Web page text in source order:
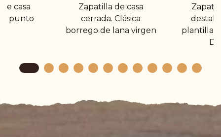
casa
punto
Zapatilla de casa
cerrada. Clásica
borrego de lana virgen
plantilla